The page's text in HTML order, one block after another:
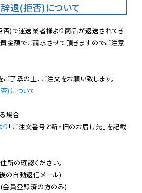
退(拒否)について
)で運送業者様より商品が返送されてき
金額でご請求させて頂きますのでご注意
)について
「ご注文番号と新・旧のお届け先」を記載
の確認ください。
の自動返信メール)
(会員登録済の方のみ)